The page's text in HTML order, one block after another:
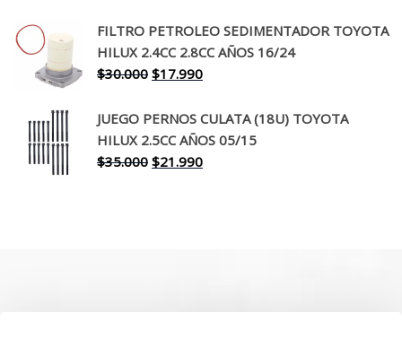
original
era:
$260.000.
actual
es:
FILTRO PETROLEO SEDIMENTADOR TOYOTA
HILUX 2.4CC 2.8CC AÑOS 16/24
$30.000 El
original
era:
$30.000.
$17.990El
actual
es:
$17.990.
JUEGO PERNOS CULATA (18U) TOYOTA
HILUX 2.5CC AÑOS 05/15
$35.000 El
$21.990El